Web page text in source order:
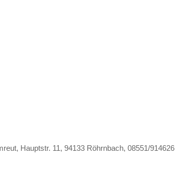
Hauptstr. 11, 94133 Röhrnbach, 08551/914626